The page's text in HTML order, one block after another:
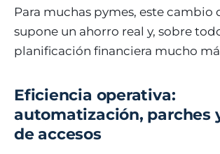
Para muchas pymes, este cambio
supone un ahorro real y, sobre
planificación financiera mucho
Eficiencia operativa:
automatización, parches
de accesos